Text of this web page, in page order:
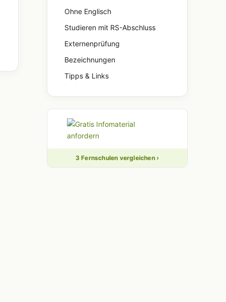
Ohne Englisch
Studieren mit RS-Abschluss
Externenprüfung
Bezeichnungen
Tipps & Links
3 Fernschulen vergleichen ›